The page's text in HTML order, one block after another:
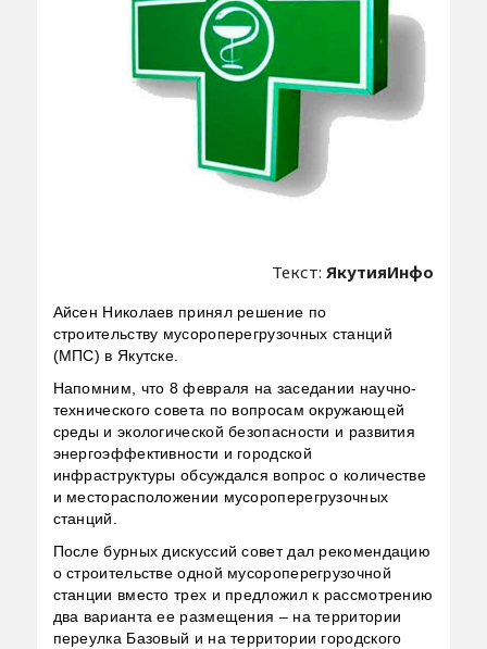
Текст:ЯкутияИнфо
Айсен Николаев принял решение по
строительству мусороперегрузочных станций
(МПС) в Якутске.
Напомним, что 8 февраля на заседании научно-
технического совета по вопросам окружающей
среды и экологической безопасности и развития
энергоэффективности и городской
инфраструктуры обсуждался вопрос о количестве
и месторасположении мусороперегрузочных
станций.
После бурных дискуссий совет дал рекомендацию
о строительстве одной мусороперегрузочной
станции вместо трех и предложил к рассмотрению
два варианта ее размещения – на территории
переулка Базовый и на территории городского